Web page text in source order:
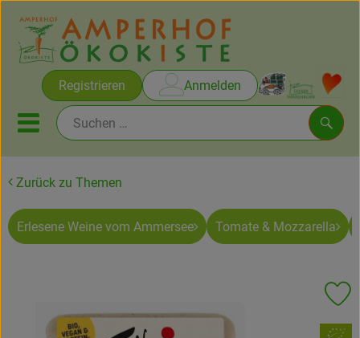
Registrieren Anmelden
Mobiles Menu öffnen oder
Rezepte
Ökokisten
Zurück zu Themen
Erlesene Weine vom Ammersee Tomate & Mozzarella
, Verband: